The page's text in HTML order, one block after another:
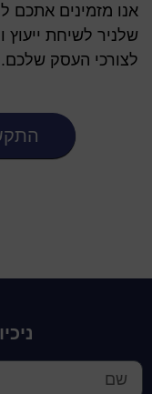
אנו מזמינים אתכם
שלניר לשיחת ייעוץ
לצורכי העסק שלכם.